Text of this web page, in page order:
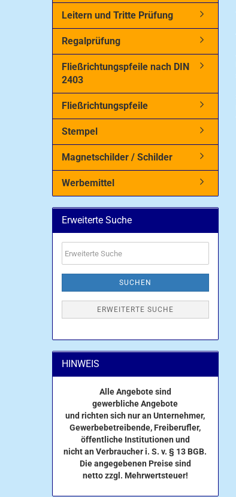
Leitern und Tritte Prüfung
Regalprüfung
Fließrichtungspfeile nach DIN
2403
Fließrichtungspfeile
Stempel
Magnetschilder / Schilder
Werbemittel
Erweiterte Suche
Suche
SUCHEN
ERWEITERTE SUCHE
HINWEIS
Alle Angebote sind
gewerbliche Angebote
und richten sich nur an Unternehmer,
Gewerbebetreibende, Freiberufler,
öffentliche Institutionen und
nicht an Verbraucher i. S. v. § 13 BGB.
Die angegebenen Preise sind
netto zzgl. Mehrwertsteuer!